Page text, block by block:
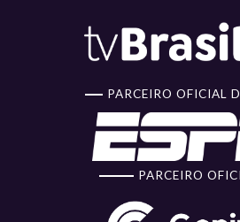
PARCEIRO OFICIAL
PARCEIRO